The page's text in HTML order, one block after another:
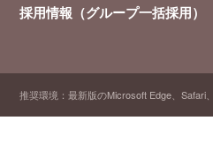
採用情報（グループ一括採用）
推奨環境：最新版のMicrosoft Edge、